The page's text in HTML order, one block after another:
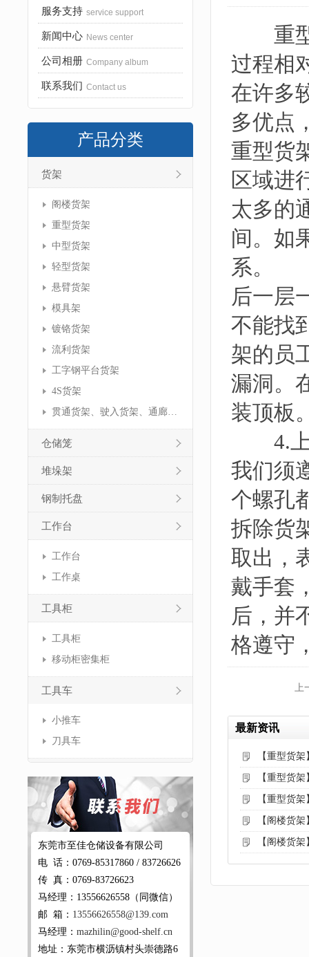
服务支持 service support
新闻中心 News center
公司相册 Company album
联系我们 Contact us
产品分类
货架
阁楼货架
重型货架
中型货架
轻型货架
悬臂货架
模具架
镀铬货架
流利货架
工字钢平台货架
4S货架
贯通货架、驶入货架、通廊货架
仓储笼
堆垛架
钢制托盘
工作台
工作台
工作桌
工具柜
工具柜
移动柜密集柜
工具车
小推车
刀具车
东莞市至佳仓储设备有限公司
电 话：0769-85317860 / 83726626
传 真：0769-83726623
马经理：13556626558（同微信）
邮 箱： 13556626558@139.com
马经理： mazhilin@good-shelf.cn
地址：东莞市横沥镇村头崇德路6
重型
过程相
在许多
多优点
重型货
区域进
太多的
间。如
系。
后一层
不能找
架的员
漏洞。
装顶板
4.上
我们须
个螺孔
拆除货
取出，
戴手套
后，并
格遵守
上
最新资讯
【重型货
【重型货
【重型货
【阁楼货
【阁楼货